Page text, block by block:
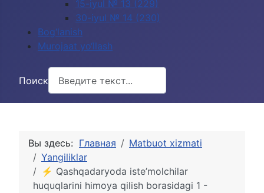
15-iyul № 13 (229)
30-iyul № 14 (230)
Bog‘lanish
Murojaat yo‘llash
Поиск
Вы здесь: Главная
Matbuot xizmati
Yangiliklar
⚡️ Qashqadaryoda iste’molchilar
huquqlarini himoya qilish borasidagi 1 -